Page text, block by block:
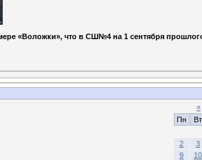
«Воложки», что в СШ№4 на 1 сентября
«
Пн
Вт
2
3
9
10